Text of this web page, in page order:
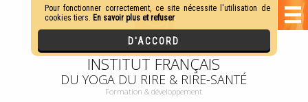
INSTITUT FRANÇAIS
DU YOGA DU RIRE & RIRE-SANTÉ
Formation & développement